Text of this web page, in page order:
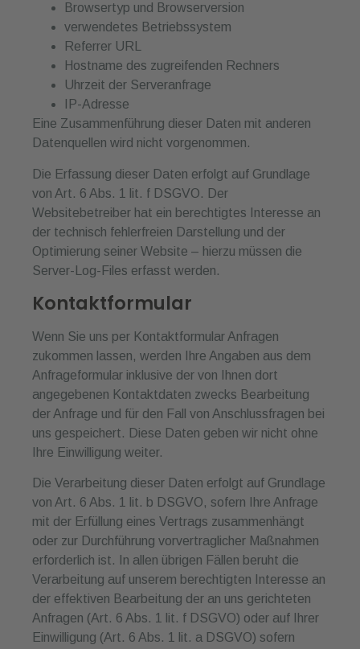
Browsertyp und Browserversion
verwendetes Betriebssystem
Referrer URL
Hostname des zugreifenden Rechners
Uhrzeit der Serveranfrage
IP-Adresse
Eine Zusammenführung dieser Daten mit anderen
Datenquellen wird nicht vorgenommen.
Die Erfassung dieser Daten erfolgt auf Grundlage
von Art. 6 Abs. 1 lit. f DSGVO. Der
Websitebetreiber hat ein berechtigtes Interesse an
der technisch fehlerfreien Darstellung und der
Optimierung seiner Website – hierzu müssen die
Server-Log-Files erfasst werden.
Kontaktformular
Wenn Sie uns per Kontaktformular Anfragen
zukommen lassen, werden Ihre Angaben aus dem
Anfrageformular inklusive der von Ihnen dort
angegebenen Kontaktdaten zwecks Bearbeitung
der Anfrage und für den Fall von Anschlussfragen bei
uns gespeichert. Diese Daten geben wir nicht ohne
Ihre Einwilligung weiter.
Die Verarbeitung dieser Daten erfolgt auf Grundlage
von Art. 6 Abs. 1 lit. b DSGVO, sofern Ihre Anfrage
mit der Erfüllung eines Vertrags zusammenhängt
oder zur Durchführung vorvertraglicher Maßnahmen
erforderlich ist. In allen übrigen Fällen beruht die
Verarbeitung auf unserem berechtigten Interesse an
der effektiven Bearbeitung der an uns gerichteten
Anfragen (Art. 6 Abs. 1 lit. f DSGVO) oder auf Ihrer
Einwilligung (Art. 6 Abs. 1 lit. a DSGVO) sofern